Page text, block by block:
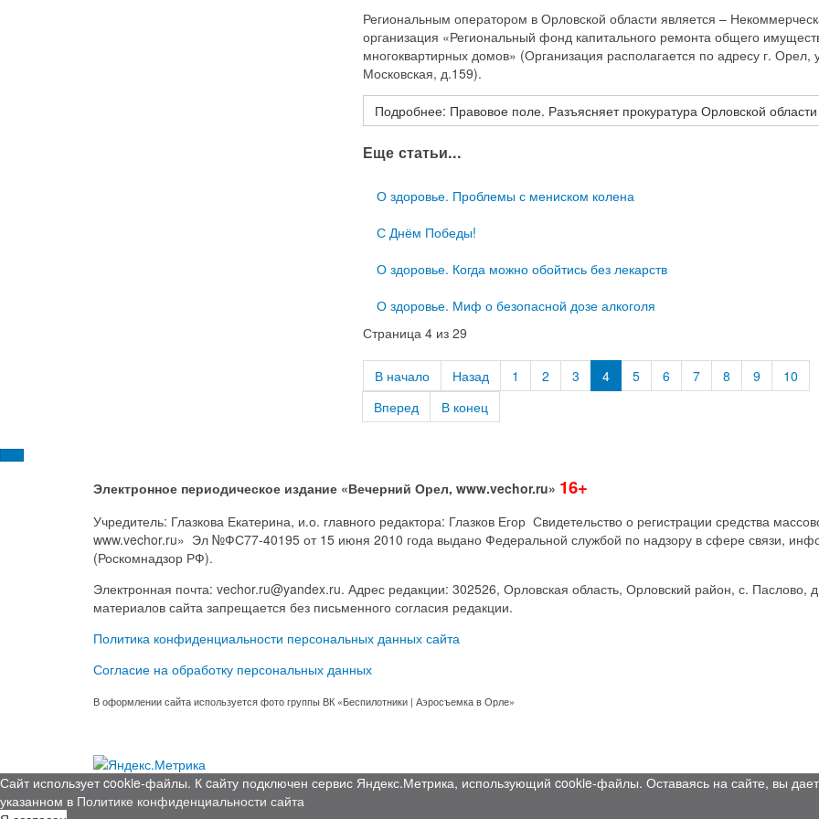
Региональным оператором в Орловской области является –
организация «Региональный фонд капитального ремонта общего
многоквартирных домов» (Организация располагается по адресу г. Орел,
Московская, д.159).
Подробнее: Правовое поле. Разъясняет прокуратура Орловской области
Еще статьи...
О здоровье. Проблемы с мениском колена
С Днём Победы!
О здоровье. Когда можно обойтись без лекарств
О здоровье. Миф о безопасной дозе алкоголя
Страница 4 из 29
В начало Назад 1 2 3 4 5 6 7 8 9
10
Вперед
В конец
Электронное периодическое издание «Вечерний Орел, www.vechor.ru» 16+
Учредитель: Глазкова Екатерина, и.о. главного редактора: Глазков Егор Свидетельство о регистрации средства
www.vechor.ru» Эл №ФС77-40195 от 15 июня 2010 года выдано Федеральной службой по надзору в сфере связи,
(Роскомнадзор РФ).
Электронная почта: vechor.ru@yandex.ru. Адрес редакции: 302526, Орловская область, Орловский район, с.
материалов сайта запрещается без письменного согласия редакции.
Политика конфиденциальности персональных данных сайта
Согласие на обработку персональных данных
В оформлении сайта используется фото группы ВК «Беспилотники | Аэросъемка в Орле»
Сайт использует cookie-файлы. К cайту подключен сервис Яндекс.Метрика, использующий cookie-файлы. Оставаясь на сайте, вы
указанном в Политике конфиденциальности сайта